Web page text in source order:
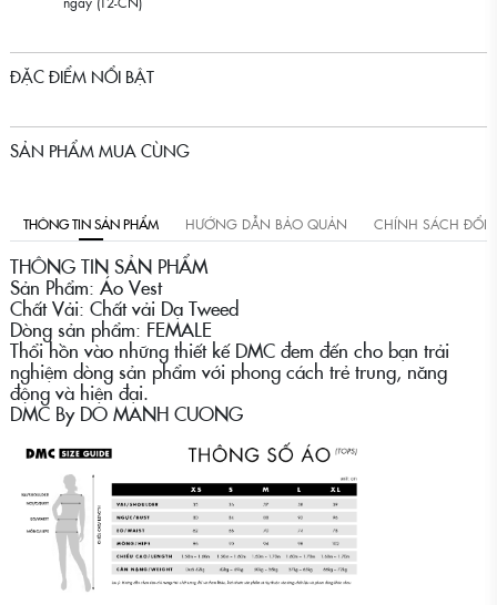
ĐẶC ĐIỂM NỔI BẬT
SẢN PHẨM MUA CÙNG
THÔNG TIN SẢN PHẨM HƯỚNG DẪN BẢO QUẢN CHÍNH SÁCH ĐỔI
THÔNG TIN SẢN PHẨM
Sản Phẩm: Áo Vest
Chất Vải: Chất vải Dạ Tweed
Dòng sản phẩm: FEMALE
Thổi hồn vào những thiết kế DMC đem đến cho bạn trải
nghiệm dòng sản phẩm với phong cách trẻ trung, năng
động và hiện đại.
DMC By DO MANH CUONG